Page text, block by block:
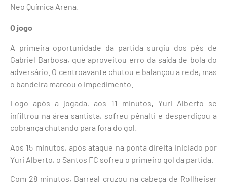
Neo Química Arena.
O jogo
A primeira oportunidade da partida surgiu dos pés de
Gabriel Barbosa, que aproveitou erro da saída de bola do
adversário. O centroavante chutou e balançou a rede, mas
o bandeira marcou o impedimento.
Logo após a jogada, aos 11 minutos, Yuri Alberto se
infiltrou na área santista, sofreu pênalti e desperdiçou a
cobrança chutando para fora do gol.
Aos 15 minutos, após ataque na ponta direita iniciado por
Yuri Alberto, o Santos FC sofreu o primeiro gol da partida.
Com 28 minutos, Barreal cruzou na cabeça de Rollheiser